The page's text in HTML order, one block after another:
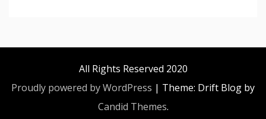
All Rights Reserved 2020
Proudly powered by WordPress | Theme: Drift Blog by
Candid Themes.